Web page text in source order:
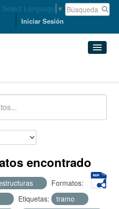
Select Language ▼
Iniciar Sesión
encontrado
Formatos:
Etiquetas:
tramo